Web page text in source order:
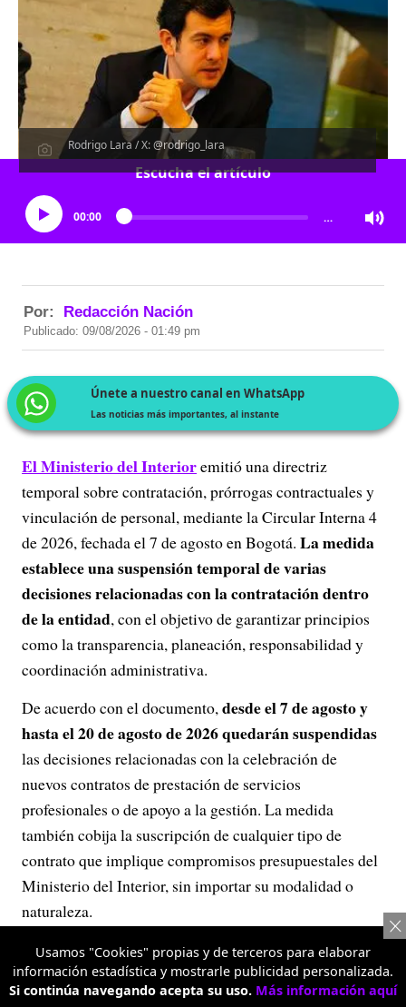
Rodrigo Lara / X: @rodrigo_lara
Escucha el artículo
00:00 …
Por: Redacción Nación
Publicado: 09/08/2026 - 01:49 pm
Únete a nuestro canal en WhatsApp
Las noticias más importantes, al instante
El Ministerio del Interioremitió una directriz
temporal sobre contratación, prórrogas contractuales y
vinculación de personal, mediante la Circular Interna 4
de 2026, fechada el 7 de agosto en Bogotá. La medida
establece una suspensión temporal de varias
decisiones relacionadas con la contratación dentro
de la entidad, con el objetivo de garantizar principios
como la transparencia, planeación, responsabilidad y
coordinación administrativa.
De acuerdo con el documento,desde el 7 de agosto y
hasta el 20 de agosto de 2026 quedarán suspendidas
las decisiones relacionadas con la celebración de
nuevos contratos de prestación de servicios
profesionales o de apoyo a la gestión. La medida
también cobija la suscripción de cualquier tipo de
contrato que implique compromisos presupuestales del
Ministerio del Interior, sin importar su modalidad o
naturaleza.
Usamos "Cookies" propias y de terceros para elaborar
información estadística y mostrarle publicidad personalizada.
Si continúa navegando acepta su uso. Más información aquí